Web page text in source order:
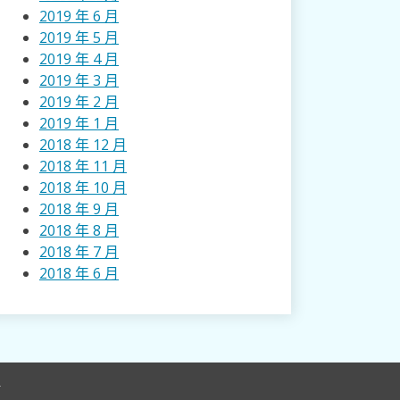
2019 年 6 月
2019 年 5 月
2019 年 4 月
2019 年 3 月
2019 年 2 月
2019 年 1 月
2018 年 12 月
2018 年 11 月
2018 年 10 月
2018 年 9 月
2018 年 8 月
2018 年 7 月
2018 年 6 月